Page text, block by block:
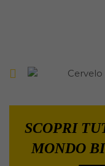
SCOPRI
MONDO